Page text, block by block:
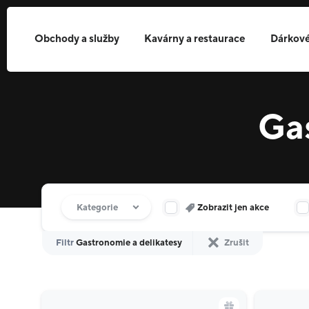
Obchody a služby Kavárny a restaurace
Filtr obchodů
Kategorie
FiltrGastronomie a delikatesy Zrušit
Zobrazit jen akce